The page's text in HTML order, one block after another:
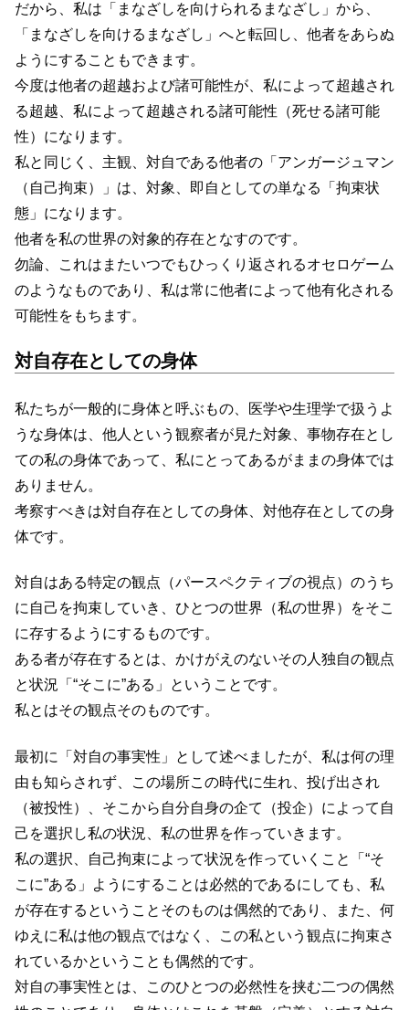
だから、私は「まなざしを向けられるまなざし」から、
「まなざしを向けるまなざし」へと転回し、他者をあらぬ
ようにすることもできます。
今度は他者の超越および諸可能性が、私によって超越され
る超越、私によって超越される諸可能性（死せる諸可能
性）になります。
私と同じく、主観、対自である他者の「アンガージュマン
（自己拘束）」は、対象、即自としての単なる「拘束状
態」になります。
他者を私の世界の対象的存在となすのです。
勿論、これはまたいつでもひっくり返されるオセロゲーム
のようなものであり、私は常に他者によって他有化される
可能性をもちます。
対自存在としての身体
私たちが一般的に身体と呼ぶもの、医学や生理学で扱うよ
うな身体は、他人という観察者が見た対象、事物存在とし
ての私の身体であって、私にとってあるがままの身体では
ありません。
考察すべきは対自存在としての身体、対他存在としての身
体です。
対自はある特定の観点（パースペクティブの視点）のうち
に自己を拘束していき、ひとつの世界（私の世界）をそこ
に存するようにするものです。
ある者が存在するとは、かけがえのないその人独自の観点
と状況「“そこに”ある」ということです。
私とはその観点そのものです。
最初に「対自の事実性」として述べましたが、私は何の理
由も知らされず、この場所この時代に生れ、投げ出され
（被投性）、そこから自分自身の企て（投企）によって自
己を選択し私の状況、私の世界を作っていきます。
私の選択、自己拘束によって状況を作っていくこと「“そ
こに”ある」ようにすることは必然的であるにしても、私
が存在するということそのものは偶然的であり、また、何
ゆえに私は他の観点ではなく、この私という観点に拘束さ
れているかということも偶然的です。
対自の事実性とは、このひとつの必然性を挟む二つの偶然